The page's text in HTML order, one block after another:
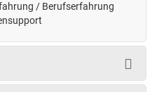
/ Berufserfahrung